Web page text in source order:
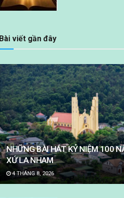
Bài viết gần đây
NHỮNG BÀI HÁT KỶ NIỆM 100
XỨ LA NHAM
4 THÁNG 8, 2026